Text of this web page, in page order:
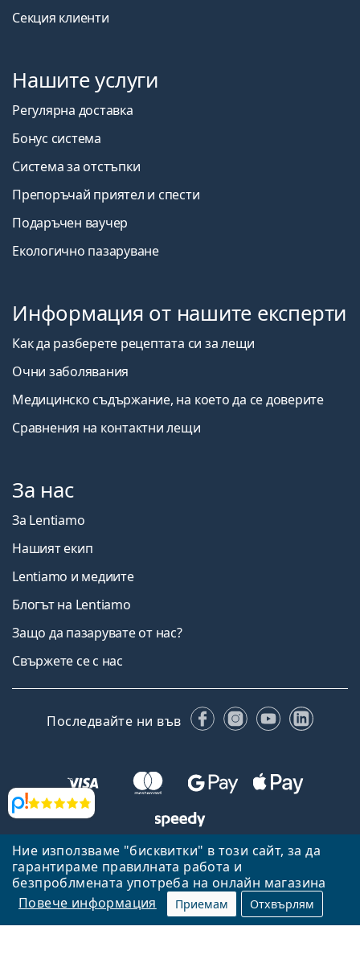
Ние използваме "бисквитки" в този сайт, за да
гарантираме правилната работа и
безпроблмената употреба на онлайн магазина
Повече информация
Приемам Отхвърлям
Прегледи
Секция клиенти
Нашите услуги
Регулярна доставка
Бонус система
Система за отстъпки
Препоръчай приятел и спести
Подаръчен ваучер
Екологично пазаруване
Информация от нашите експерти
Как да разберете рецептата си за лещи
Очни заболявания
Медицинско съдържание, на което да се доверите
Сравнения на контактни лещи
За нас
За Lentiamo
Нашият екип
Lentiamo и медиите
Блогът на Lentiamo
Защо да пазарувате от нас?
Свържете се с нас
Последвайте ни във FacebookInstagram
YouTube
Назад към началната страница
Нагоре
Lentiamo.bg е собственост и се управлява от Lentiamo s.r.o.,
Република Чехия
Тук сме за вас в продължение на 18 години.